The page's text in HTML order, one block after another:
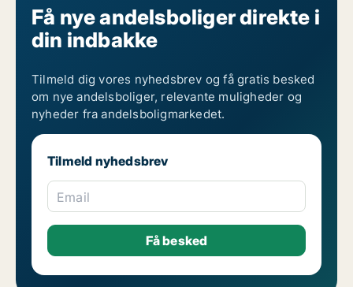
Få nye andelsboliger direkte i
din indbakke
Tilmeld dig vores nyhedsbrev og få gratis besked
om nye andelsboliger, relevante muligheder og
nyheder fra andelsboligmarkedet.
Tilmeld nyhedsbrev
Email